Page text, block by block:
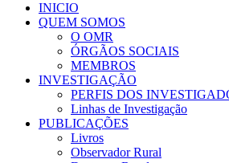
INICIO
QUEM SOMOS
O OMR
ÓRGÃOS SOCIAIS
MEMBROS
INVESTIGAÇÃO
PERFIS DOS
Linhas de Investigação
PUBLICAÇÕES
Livros
Observador Rural